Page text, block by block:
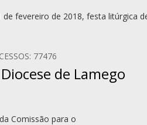
de fevereiro de 2018, festa litúrgica
77476
Diocese de Lamego
Comissão para o